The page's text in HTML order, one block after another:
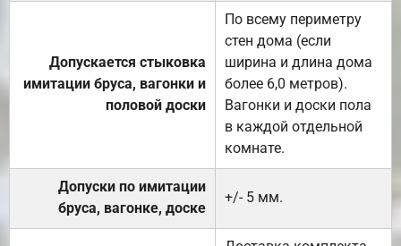
Допускается стыковка
имитации бруса, вагонки и
половой доски
По всему периметру
стен дома (если
ширина и длина дома
более 6,0 метров).
Вагонки и доски пола
в каждой отдельной
комнате.
Допуски по имитации
бруса, вагонке, доске
+/- 5 мм.